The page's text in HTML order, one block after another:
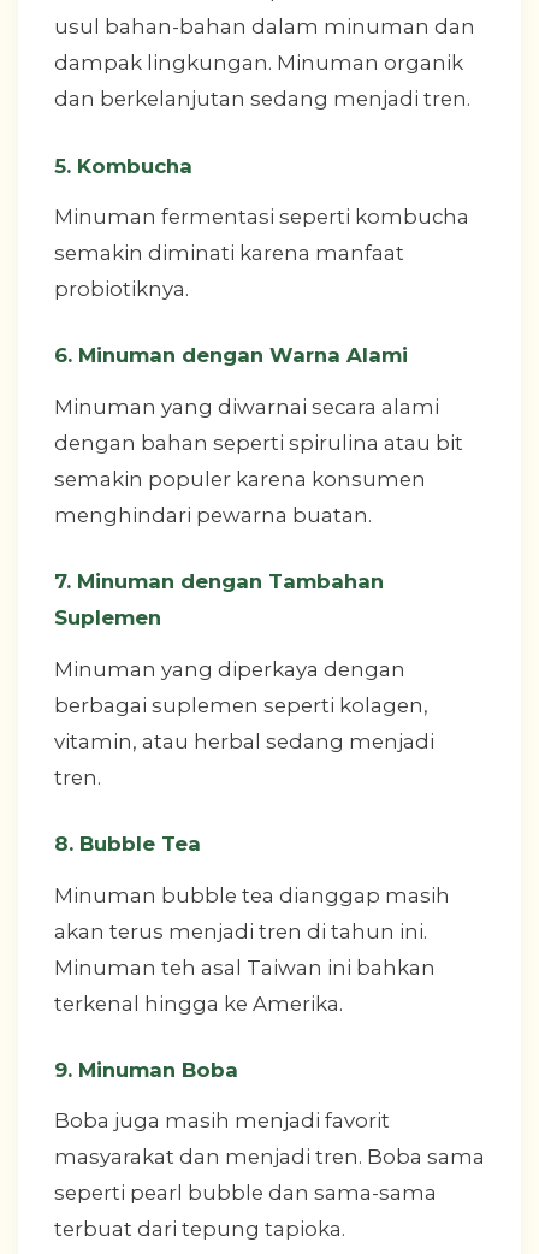
usul bahan-bahan dalam minuman dan
dampak lingkungan. Minuman organik
dan berkelanjutan sedang menjadi tren.
5. Kombucha
Minuman fermentasi seperti kombucha
semakin diminati karena manfaat
probiotiknya.
6. Minuman dengan Warna Alami
Minuman yang diwarnai secara alami
dengan bahan seperti spirulina atau bit
semakin populer karena konsumen
menghindari pewarna buatan.
7. Minuman dengan Tambahan
Suplemen
Minuman yang diperkaya dengan
berbagai suplemen seperti kolagen,
vitamin, atau herbal sedang menjadi
tren.
8. Bubble Tea
Minuman bubble tea dianggap masih
akan terus menjadi tren di tahun ini.
Minuman teh asal Taiwan ini bahkan
terkenal hingga ke Amerika.
9. Minuman Boba
Boba juga masih menjadi favorit
masyarakat dan menjadi tren. Boba sama
seperti pearl bubble dan sama-sama
terbuat dari tepung tapioka.